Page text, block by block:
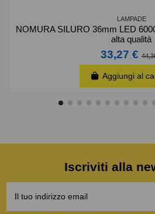
LAMPADE
NOMURA SILURO 36mm LED
alta qualità
33,27 €
Aggiungi al
Iscriviti alla